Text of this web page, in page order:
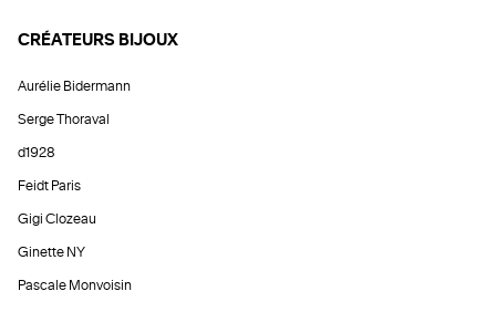
CRÉATEURS BIJOUX
Aurélie Bidermann
Serge Thoraval
d1928
Feidt Paris
Gigi Clozeau
Ginette NY
Pascale Monvoisin